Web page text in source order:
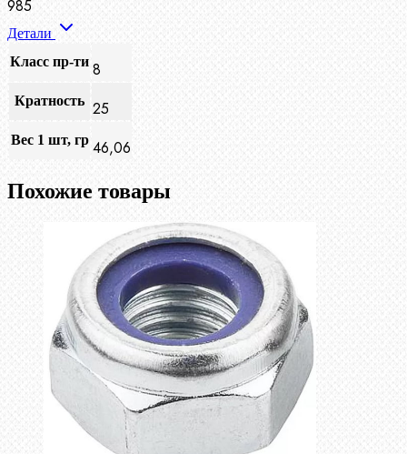
985
Детали
Класс пр-ти 8
Кратность 25
Вес 1 шт, гр 46,06
Похожие товары